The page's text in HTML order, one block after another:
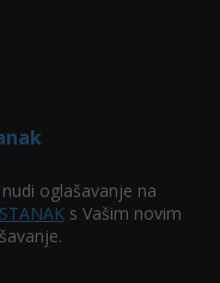
oglašavanje na
s Vašim novim